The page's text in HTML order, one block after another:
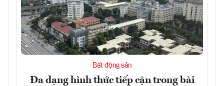
Bất động sản
Đa dạng hình thức tiếp cận trong bài